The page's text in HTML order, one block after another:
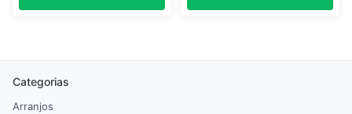
Categorias
Arranjos